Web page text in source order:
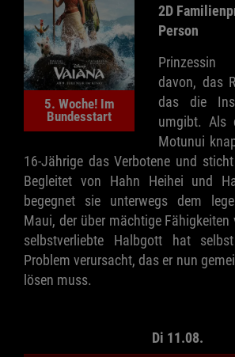
5. Woche! Im
Bundesstart
2D
Person
Prinzessin
davon, das
das die
umgibt. Als
Motunui
16-Jährige das Verbotene und
Begleitet von Hahn Heihei und
begegnet sie unterwegs dem
Maui, der über mächtige
selbstverliebte Halbgott hat
Problem verursacht, das er nun
lösen muss.
Di 11.08.